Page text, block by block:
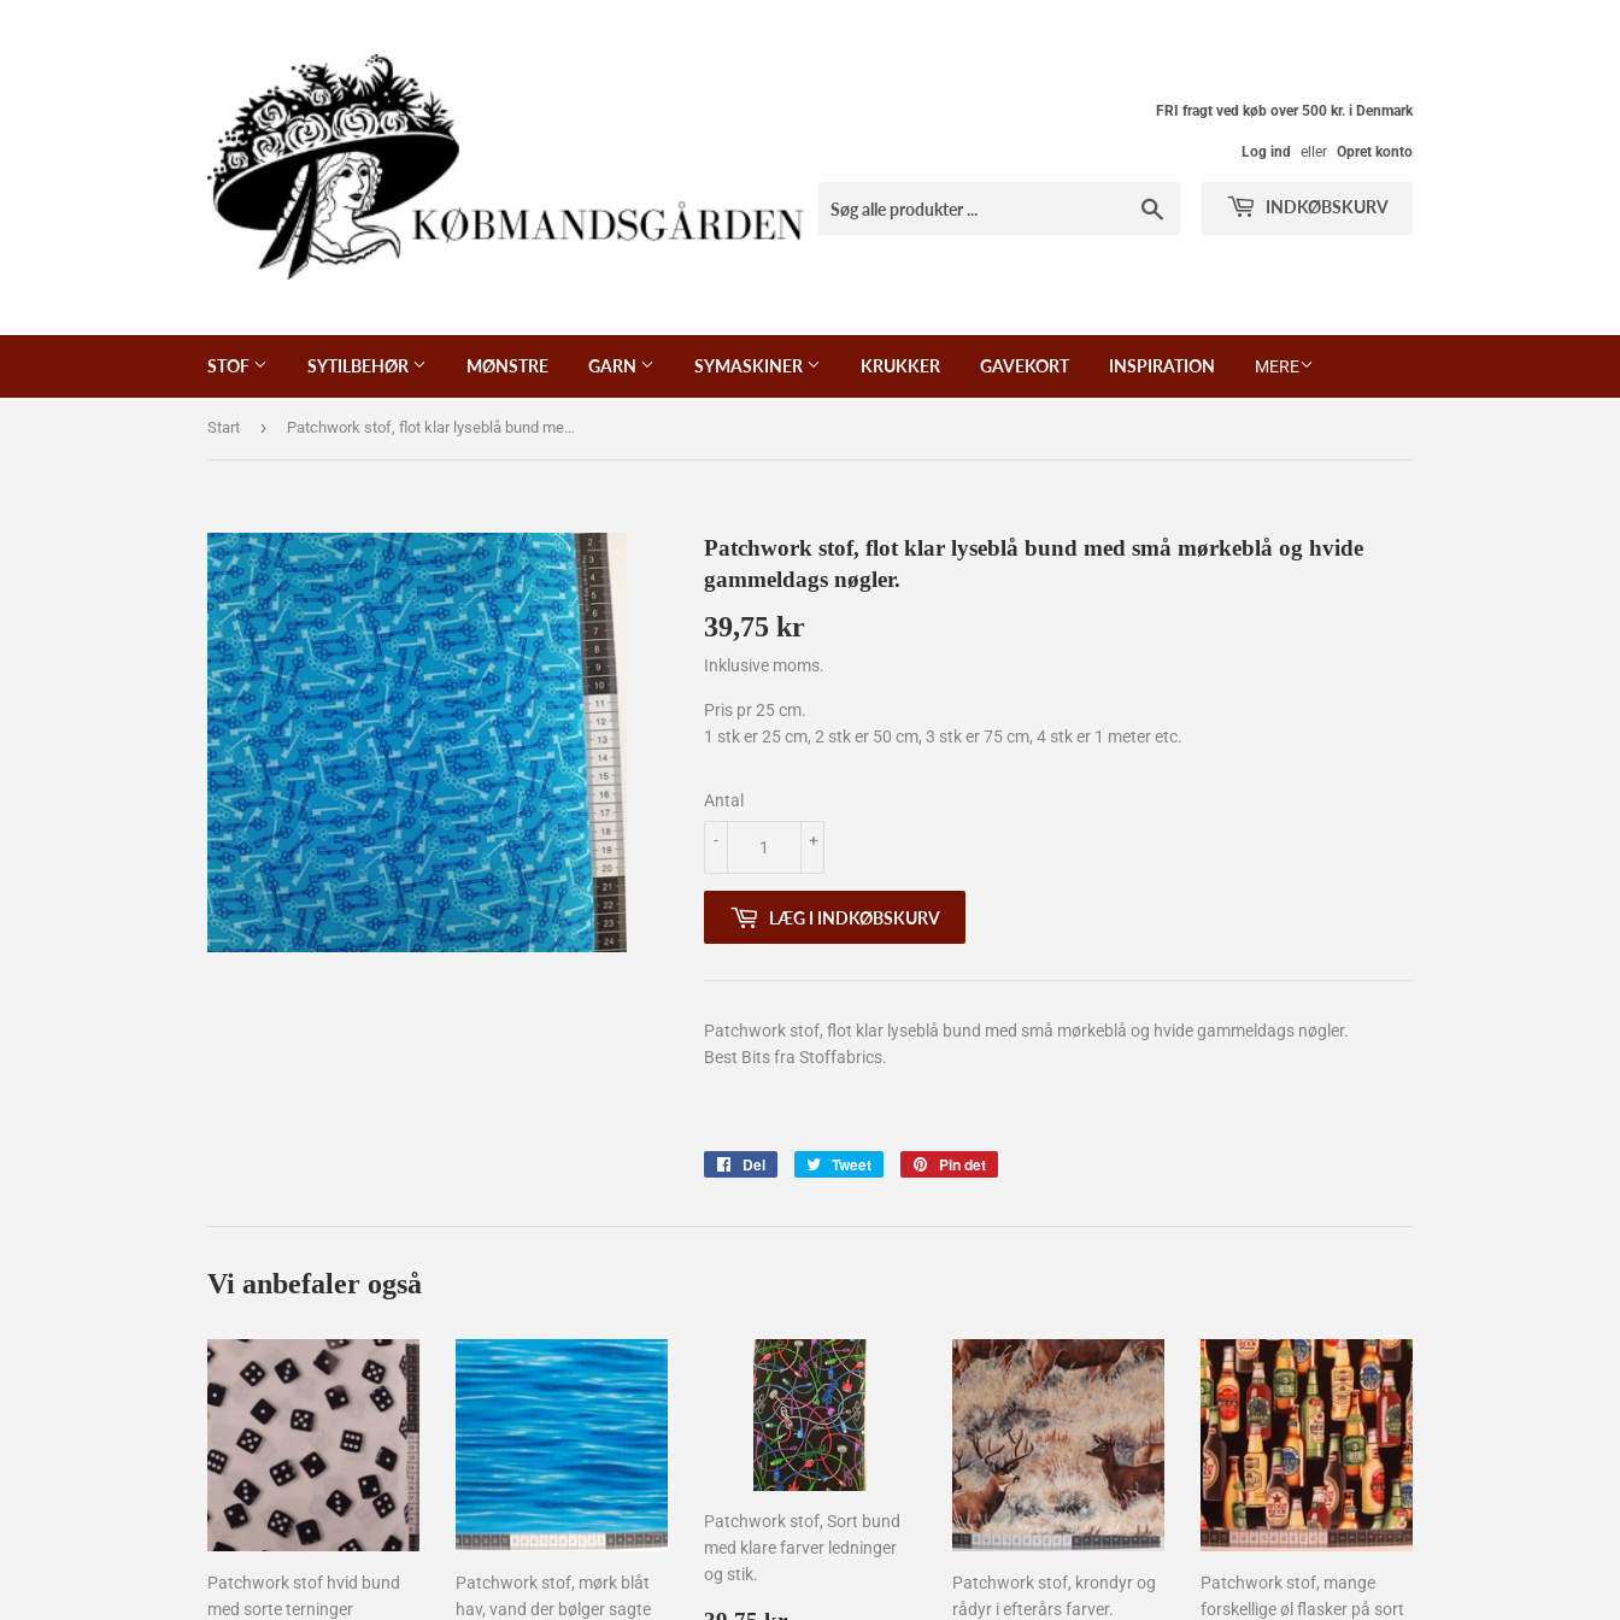
FRI fragt ved køb over 500 kr. i Denmark
Log ind eller Opret konto
INDKØBSKURV
STOF SYTILBEHØR MØNSTRE GARN SYMASKINER KRUKKER GAVEKORT INSPIRATION MERE
Start › Patchwork stof, flot klar lyseblå bund med små mørkeblå og hvide gammeldags nøgler.
Patchwork stof, flot klar lyseblå bund med små mørkeblå og hvide
gammeldags nøgler.
39,75 kr
kr
Inklusive moms.
Pris pr 25 cm.
1 stk er 25 cm, 2 stk er 50 cm, 3 stk er 75 cm, 4 stk er 1 meter etc.
Antal
+
-
LÆG I INDKØBSKURV
Patchwork stof, flot klar lyseblå bund med små mørkeblå og hvide gammeldags nøgler.
Best Bits fra Stoffabrics.
Del Tweet
Tweet
Pin det
Vi anbefaler også
Patchwork stof hvid bund
med sorte terninger
Patchwork stof, mørk blåt
hav, vand der bølger sagte
Patchwork stof, Sort bund
med klare farver ledninger
og stik.
Patchwork stof, krondyr og
rådyr i efterårs farver.
Patchwork stof, mange
forskellige øl flasker på sort